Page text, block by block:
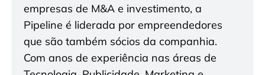
empresas de M&A e investimento, a
Pipeline é liderada por empreendedores
que são também sócios da companhia.
Com anos de experiência nas áreas de